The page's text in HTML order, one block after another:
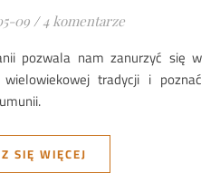
09 / 4 komentarze
tradycji i poznać
SIĘ WIĘCEJ